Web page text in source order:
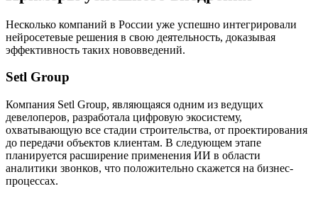
Несколько компаний в России уже успешно интегрировали
нейросетевые решения в свою деятельность, доказывая
эффективность таких нововведений.
Setl Group
Компания Setl Group, являющаяся одним из ведущих
девелоперов, разработала цифровую экосистему,
охватывающую все стадии строительства, от проектирования
до передачи объектов клиентам. В следующем этапе
планируется расширение применения ИИ в области
аналитики звонков, что положительно скажется на бизнес-
процессах.